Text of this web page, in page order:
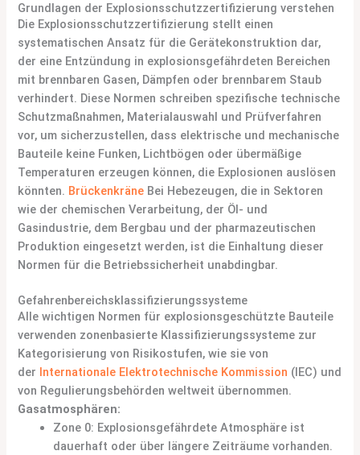
Grundlagen der Explosionsschutzzertifizierung verstehen
Die Explosionsschutzzertifizierung stellt einen
systematischen Ansatz für die Gerätekonstruktion dar,
der eine Entzündung in explosionsgefährdeten Bereichen
mit brennbaren Gasen, Dämpfen oder brennbarem Staub
verhindert. Diese Normen schreiben spezifische technische
Schutzmaßnahmen, Materialauswahl und Prüfverfahren
vor, um sicherzustellen, dass elektrische und mechanische
Bauteile keine Funken, Lichtbögen oder übermäßige
Temperaturen erzeugen können, die Explosionen auslösen
könnten. Brückenkräne Bei Hebezeugen, die in Sektoren
wie der chemischen Verarbeitung, der Öl- und
Gasindustrie, dem Bergbau und der pharmazeutischen
Produktion eingesetzt werden, ist die Einhaltung dieser
Normen für die Betriebssicherheit unabdingbar.
Gefahrenbereichsklassifizierungssysteme
Alle wichtigen Normen für explosionsgeschützte Bauteile
verwenden zonenbasierte Klassifizierungssysteme zur
Kategorisierung von Risikostufen, wie sie von
der Internationale Elektrotechnische Kommission (IEC) und
von Regulierungsbehörden weltweit übernommen.
Gasatmosphären:
Zone 0: Explosionsgefährdete Atmosphäre ist
dauerhaft oder über längere Zeiträume vorhanden.